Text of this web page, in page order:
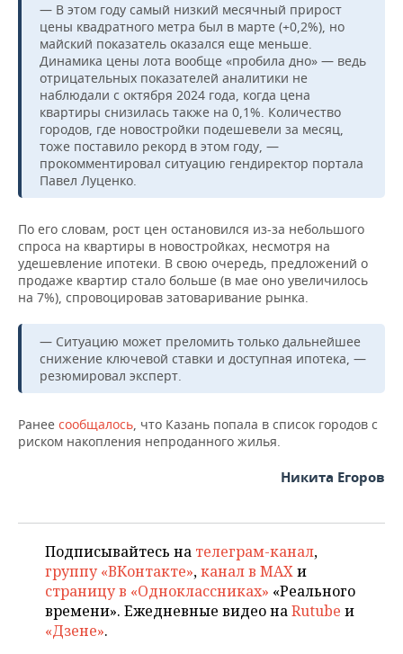
— В этом году самый низкий месячный прирост
цены квадратного метра был в марте (+0,2%), но
майский показатель оказался еще меньше.
Динамика цены лота вообще «пробила дно» — ведь
отрицательных показателей аналитики не
наблюдали с октября 2024 года, когда цена
квартиры снизилась также на 0,1%. Количество
городов, где новостройки подешевели за месяц,
тоже поставило рекорд в этом году, —
прокомментировал ситуацию гендиректор портала
Павел Луценко.
По его словам, рост цен остановился из-за небольшого
спроса на квартиры в новостройках, несмотря на
удешевление ипотеки. В свою очередь, предложений о
продаже квартир стало больше (в мае оно увеличилось
на 7%), спровоцировав затоваривание рынка.
— Ситуацию может преломить только дальнейшее
снижение ключевой ставки и доступная ипотека, —
резюмировал эксперт.
Ранее сообщалось, что Казань попала в список городов с
риском накопления непроданного жилья.
Никита Егоров
Подписывайтесь на телеграм-канал,
группу «ВКонтакте»,канал в MAXи
страницу в «Одноклассниках» «Реального
времени». Ежедневные видео наRutube и
«Дзене».